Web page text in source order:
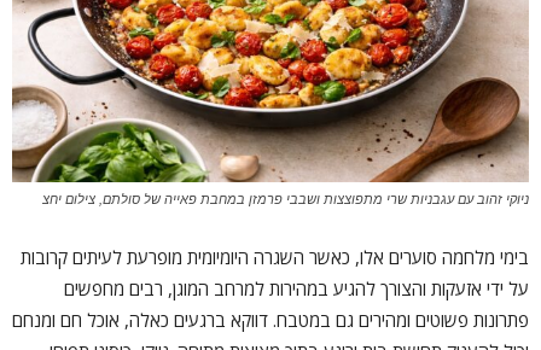
ניוקי זהוב עם עגבניות שרי מתפוצצות ושבבי פרמזן במחבת פאייה של סולתם, צילום יחצ
בימי מלחמה סוערים אלו, כאשר השגרה היומיומית מופרעת לעיתים קרובות
על ידי אזעקות והצורך להגיע במהירות למרחב המוגן, רבים מחפשים
פתרונות פשוטים ומהירים גם במטבח. דווקא ברגעים כאלה, אוכל חם ומנחם